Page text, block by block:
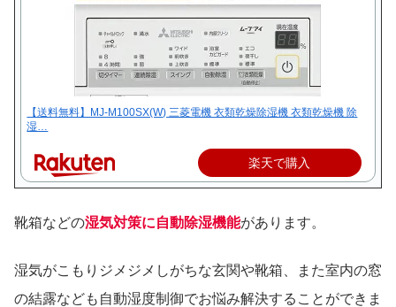
【送料無料】MJ-M100SX(W) 三菱電機 衣類乾燥除湿機 衣類乾燥機 除
湿…
楽天で購入
靴箱などの湿気対策に自動除湿機能があります。
湿気がこもりジメジメしがちな玄関や靴箱、また室内の窓
の結露なども自動湿度制御でお悩み解決することができま